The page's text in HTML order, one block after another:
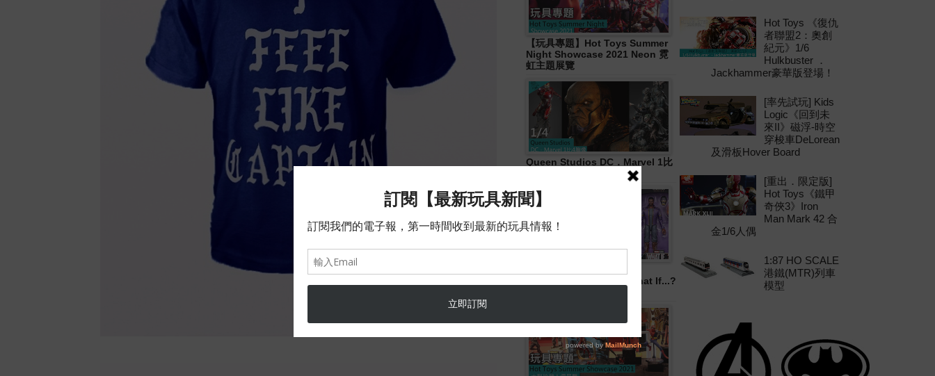
【玩具專題】Hot Toys Summer
Night Showcase 2021 Neon 霓
虹主題展覽
Queen Studios DC．Marvel 1比
Legends《Disney+ 》What If...?
Hot Toys 《復仇
者聯盟2：奧創
紀元》1/6
Hulkbuster ．
Jackhammer豪華版登場！
[率先試玩] Kids
Logic《回到未
來II》磁浮-時空
穿梭車DeLorean
及滑板Hover Board
[重出．限定版]
Hot Toys《鐵甲
奇俠3》Iron
Man Mark 42 合
金1/6人偶
1:87 HO SCALE
港鐵(MTR)列車
模型